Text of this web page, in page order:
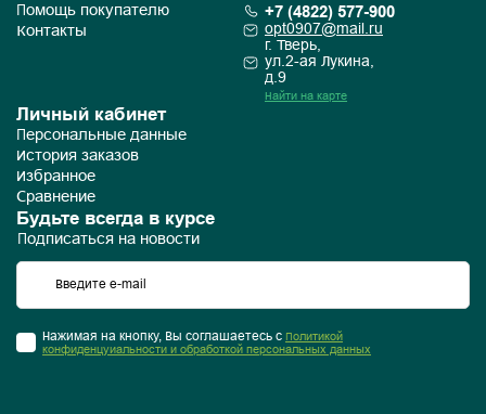
Помощь покупателю
Контакты
+7 (4822) 577-900
opt0907@mail.ru
г. Тверь,
ул.2-ая Лукина,
д.9
Найти на карте
Личный кабинет
Персональные данные
История заказов
Избранное
Сравнение
Будьте всегда в курсе
Подписаться на новости
Нажимая на кнопку, Вы соглашаетесь с Политикой
конфиденцуиальности и обработкой персональных данных